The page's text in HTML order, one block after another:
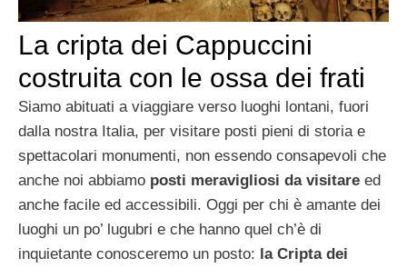
La cripta dei Cappuccini
costruita con le ossa dei frati
Siamo abituati a viaggiare verso luoghi lontani, fuori
dalla nostra Italia, per visitare posti pieni di storia e
spettacolari monumenti, non essendo consapevoli che
anche noi abbiamo posti meravigliosi da visitare ed
anche facile ed accessibili. Oggi per chi è amante dei
luoghi un po’ lugubri e che hanno quel ch’è di
inquietante conosceremo un posto: la Cripta dei